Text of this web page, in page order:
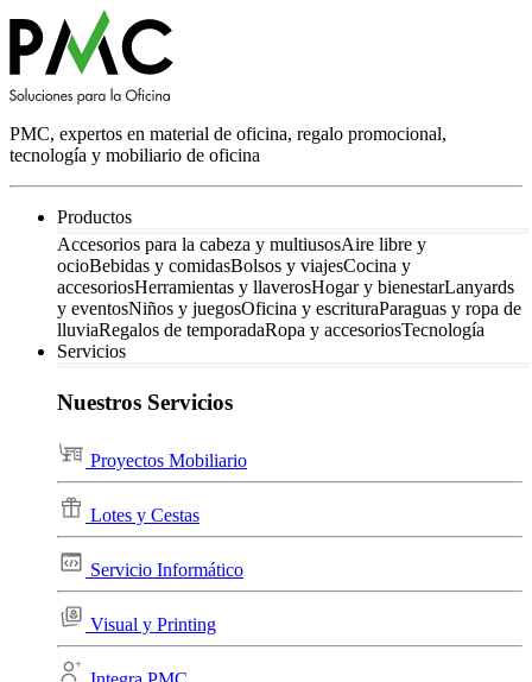
PMC, expertos en material de oficina, regalo promocional,
tecnología y mobiliario de oficina
Productos
Accesorios para la cabeza y multiusosAire libre y
ocioBebidas y comidasBolsos y viajesCocina y
accesoriosHerramientas y llaverosHogar y bienestarLanyards
y eventosNiños y juegosOficina y escrituraParaguas y ropa de
lluviaRegalos de temporadaRopa y accesoriosTecnología
Servicios
Nuestros Servicios
Proyectos Mobiliario
Lotes y Cestas
Servicio Informático
Visual y Printing